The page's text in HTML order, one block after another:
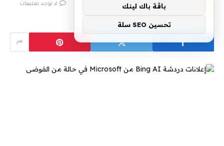
فريق اشراق التقنية لا توجد تعليقات
5 دقائق
باقة باك لينك
تحسين SEO سلة